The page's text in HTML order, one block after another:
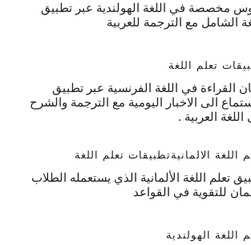
مخصصة في اللغة الهولندية عبر تطبيق
الشامل مع الترجمة للعربية
تعلم اللغة
القراءة في اللغة الفرنسية عبر تطبيق
الى الاخبار اليومية مع الترجمة والشرح
اللغة العربية .
اللغة الالمانيةتطبيقات تعلم اللغة
تعلم اللغة الألمانية الذي يستعمله الطلاب
للتقوية في القواعد
اللغة الهولندية